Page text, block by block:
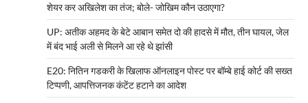
शेयर कर अखिलेश का तंज; बोले- जोखिम कौन उठाएगा?
UP: अतीक अहमद के बेटे आबान समेत दो की हादसे में मौत, तीन घायल, जेल
में बंद भाई अली से मिलने आ रहे थे झांसी
E20: नितिन गडकरी के खिलाफ ऑनलाइन पोस्ट पर बॉम्बे हाई कोर्ट की सख्त
टिप्पणी, आपत्तिजनक कंटेंट हटाने का आदेश